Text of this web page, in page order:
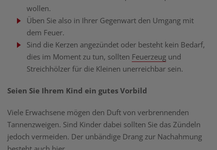
wollen.
Üben Sie also in Ihrer Gegenwart den Umgang mit
dem Feuer.
Sind die Kerzen angezündet oder besteht kein Bedarf,
dies im Moment zu tun, sollten Feuerzeug und
Streichhölzer für die Kleinen unerreichbar sein.
Seien Sie Ihrem Kind ein gutes Vorbild
Viele Erwachsene mögen den Duft von verbrennenden
Tannenzweigen. Sind Kinder dabei sollten Sie das Zündeln
jedoch vermeiden. Der unbändige Drang zur Nachahmung